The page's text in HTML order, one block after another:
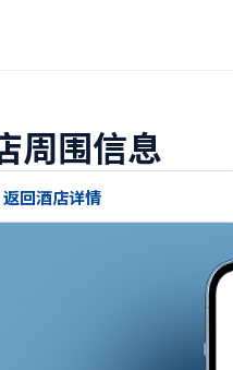
周围信息
返回酒店详情